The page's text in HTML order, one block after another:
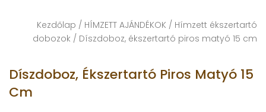
Kezdőlap / HÍMZETT AJÁNDÉKOK / Hímzett ékszertartó
dobozok / Díszdoboz, ékszertartó piros matyó 15 cm
Díszdoboz, Ékszertartó Piros Matyó 15
Cm